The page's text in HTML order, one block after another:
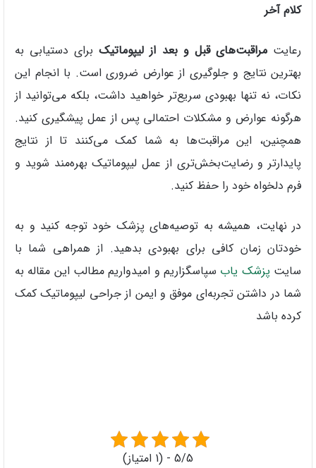
کلام آخر
رعایتمراقبت‌های قبل و بعد از لیپوماتیکبرای دستیابی به
بهترین نتایج و جلوگیری از عوارض ضروری است. با انجام این
نکات، نه تنها بهبودی سریع‌تر خواهید داشت، بلکه می‌توانید از
هرگونه عوارض و مشکلات احتمالی پس از عمل پیشگیری کنید.
همچنین، این مراقبت‌ها به شما کمک می‌کنند تا از نتایج
پایدارتر و رضایت‌بخش‌تری از عمل لیپوماتیک بهره‌مند شوید و
فرم دلخواه خود را حفظ کنید.
در نهایت، همیشه به توصیه‌های پزشک خود توجه کنید و به
خودتان زمان کافی برای بهبودی بدهید. از همراهی شما با
سایت پزشک یاب سپاسگزاریم و امیدواریم مطالب این مقاله به
شما در داشتن تجربه‌ای موفق و ایمن از جراحی لیپوماتیک کمک
کرده باشد
5/5 - (1 امتیاز)